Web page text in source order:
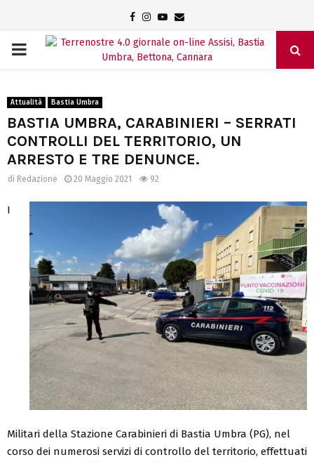
Facebook
Instagram
Youtube
Email
PRIMARY
Attualità Bastia Umbra
BASTIA UMBRA, CARABINIERI – SERRATI
CONTROLLI DEL TERRITORIO, UN
ARRESTO E TRE DENUNCE.
di Redazione 20 Maggio 2021 92
I
Militari della Stazione Carabinieri di Bastia Umbra (PG), nel
corso dei numerosi servizi di controllo del territorio, effettuati